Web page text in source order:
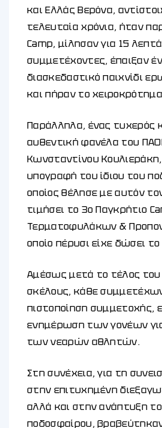
και Ελλάς Βερόνα,
τελευταία χρόνια, ήταν
Camp, μίλησαν για 15
συμμετέχοντες, έπαιξαν
διασκεδαστικό παιχνίδι
και πήραν το
Παράλληλα, ένας τυχερός
αυθεντική φανέλα του
Κωνσταντίνου
υπογραφή του ίδιου του
οποίος θέλησε με αυτόν
τιμήσει το 3ο Παγκρήτιο
Τερματοφυλάκων &
οποίο πέρυσι είχε δώσει
Αμέσως μετά το τέλος του
σκέλους, κάθε
πιστοποίηση συμμετοχής,
ενημέρωση των γονέων για
των νεαρών αθλητών.
Στη συνέχεια, για τη
στην επιτυχημένη
αλλά και στην ανάπτυξη
ποδοσφαίρου,